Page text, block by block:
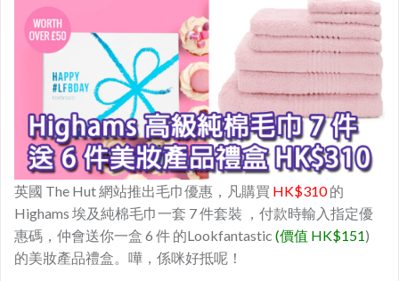
英國 The Hut 網站推出毛巾優惠，凡購買 HK$310的
Highams 埃及純棉毛巾一套 7 件套裝 ，付款時輸入指定優
惠碼，仲會送你一盒 6 件 的Lookfantastic (價值 HK$151)
的美妝產品禮盒。嘩，係咪好抵呢！